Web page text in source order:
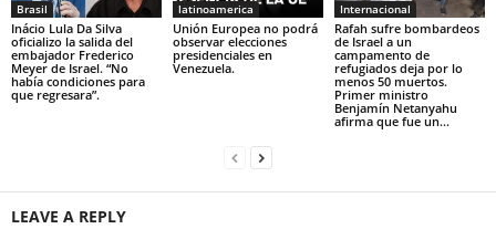
Brasil
Inácio Lula Da Silva
oficializo la salida del
embajador Frederico
Meyer de Israel. “No
había condiciones para
que regresara”.
latinoamerica
Unión Europea no podrá
observar elecciones
presidenciales en
Venezuela.
Internacional
Rafah sufre bombardeos
de Israel a un
campamento de
refugiados deja por lo
menos 50 muertos.
Primer ministro
Benjamín Netanyahu
afirma que fue un...
LEAVE A REPLY